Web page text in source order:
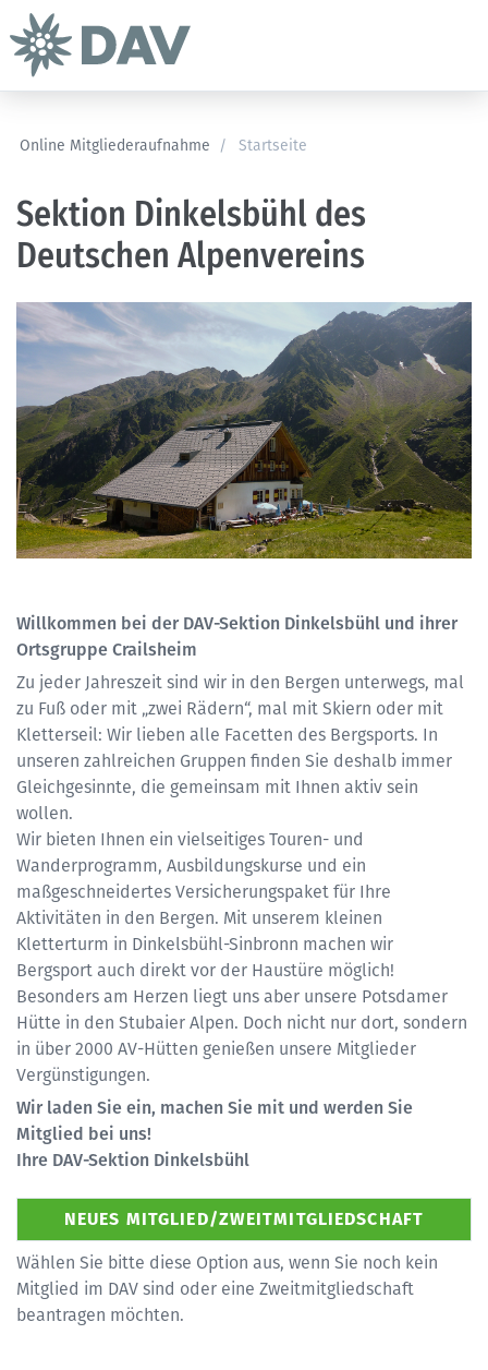
Online Mitgliederaufnahme / Startseite
Sektion Dinkelsbühl des
Deutschen Alpenvereins
Willkommen bei der DAV-Sektion Dinkelsbühl und ihrer
Ortsgruppe Crailsheim
Zu jeder Jahreszeit sind wir in den Bergen unterwegs, mal
zu Fuß oder mit „zwei Rädern“, mal mit Skiern oder mit
Kletterseil: Wir lieben alle Facetten des Bergsports. In
unseren zahlreichen Gruppen finden Sie deshalb immer
Gleichgesinnte, die gemeinsam mit Ihnen aktiv sein
wollen.
Wir bieten Ihnen ein vielseitiges Touren- und
Wanderprogramm, Ausbildungskurse und ein
maßgeschneidertes Versicherungspaket für Ihre
Aktivitäten in den Bergen. Mit unserem kleinen
Kletterturm in Dinkelsbühl-Sinbronn machen wir
Bergsport auch direkt vor der Haustüre möglich!
Besonders am Herzen liegt uns aber unsere Potsdamer
Hütte in den Stubaier Alpen. Doch nicht nur dort, sondern
in über 2000 AV-Hütten genießen unsere Mitglieder
Vergünstigungen.
Wir laden Sie ein, machen Sie mit und werden Sie
Mitglied bei uns!
Ihre DAV-Sektion Dinkelsbühl
Wählen Sie bitte diese Option aus, wenn Sie noch kein
Mitglied im DAV sind oder eine Zweitmitgliedschaft
beantragen möchten.